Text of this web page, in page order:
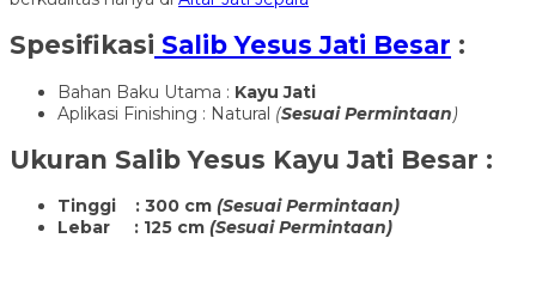
Spesifikasi Salib Yesus Jati Besar :
Bahan Baku Utama : Kayu Jati
Aplikasi Finishing : Natural (Sesuai Permintaan)
Ukuran Salib Yesus Kayu Jati Besar :
Tinggi : 300 cm (Sesuai Permintaan)
Lebar : 125 cm (Sesuai Permintaan)